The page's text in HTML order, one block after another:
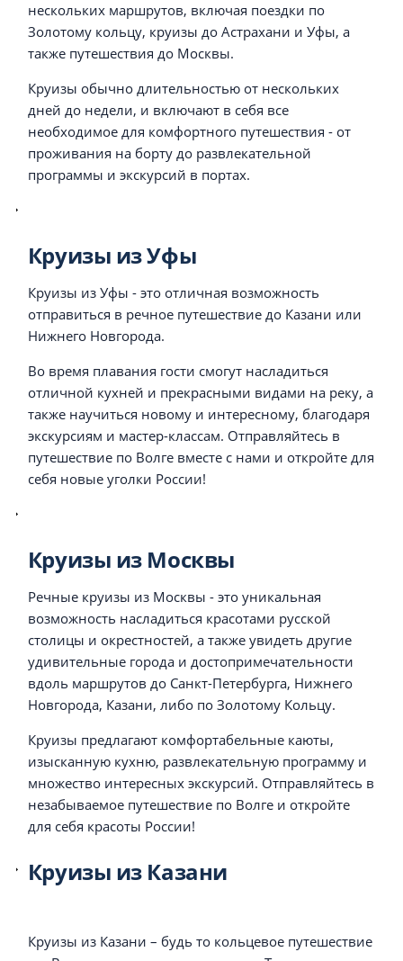
нескольких маршрутов, включая поездки по
Золотому кольцу, круизы до Астрахани и Уфы, а
также путешествия до Москвы.
Круизы обычно длительностью от нескольких
дней до недели, и включают в себя все
необходимое для комфортного путешествия - от
проживания на борту до развлекательной
программы и экскурсий в портах.
Круизы из Уфы
Круизы из Уфы - это отличная возможность
отправиться в речное путешествие до Казани или
Нижнего Новгорода.
Во время плавания гости смогут насладиться
отличной кухней и прекрасными видами на реку, а
также научиться новому и интересному, благодаря
экскурсиям и мастер-классам. Отправляйтесь в
путешествие по Волге вместе с нами и откройте для
себя новые уголки России!
Круизы из Москвы
Речные круизы из Москвы - это уникальная
возможность насладиться красотами русской
столицы и окрестностей, а также увидеть другие
удивительные города и достопримечательности
вдоль маршрутов до Санкт-Петербурга, Нижнего
Новгорода, Казани, либо по Золотому Кольцу.
Круизы предлагают комфортабельные каюты,
изысканную кухню, развлекательную программу и
множество интересных экскурсий. Отправляйтесь в
незабываемое путешествие по Волге и откройте
для себя красоты России!
Круизы из Казани
Круизы из Казани – будь то кольцевое путешествие